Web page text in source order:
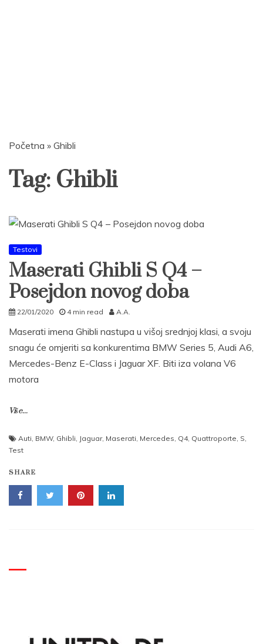
Početna » Ghibli
Tag: Ghibli
Testovi
Maserati Ghibli S Q4 –
Posejdon novog doba
22/01/2020 4 min read A.A.
Maserati imena Ghibli nastupa u višoj srednjoj klasi, a svoju
snagu će omjeriti sa konkurentima BMW Series 5, Audi A6,
Mercedes-Benz E-Class i Jaguar XF. Biti iza volana V6
motora
Više...
Auti, BMW, Ghibli, Jaguar, Maserati, Mercedes, Q4, Quattroporte, S,
Test
SHARE